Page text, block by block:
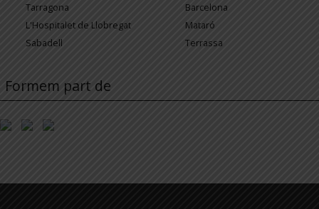
Tarragona
Barcelona
L'Hospitalet de Llobregat
Mataró
Sabadell
Terrassa
Formem part de